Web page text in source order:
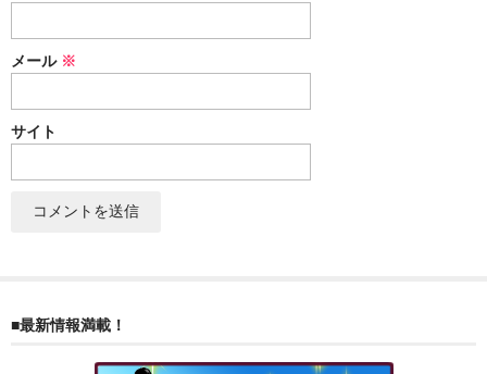
文具
クッキー
サブレ
クランチ
メール ※
サイト
■最新情報満載！